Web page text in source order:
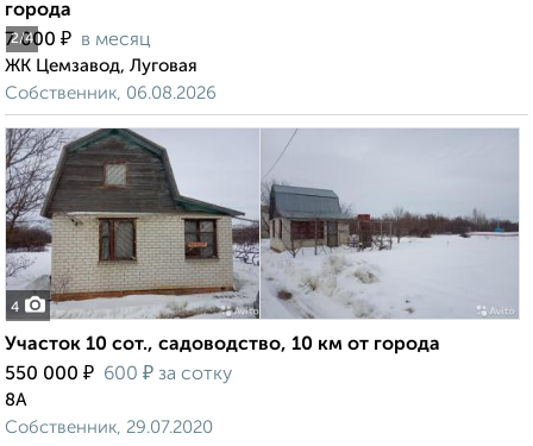
2/4
города
7 000 ₽ в месяц
ЖК Цемзавод, Луговая
Собственник, 06.08.2026
4
Участок 10 сот., садоводство, 10 км от города
550 000 ₽ 600 ₽ за сотку
8А
Собственник, 29.07.2020